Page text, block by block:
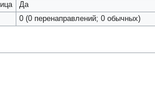
Да
0 (0 перенаправлений; 0 обычных)